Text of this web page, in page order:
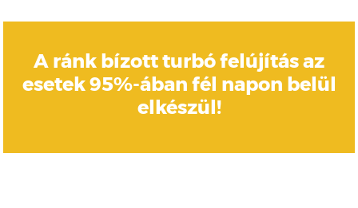
A ránk bízott turbó felújítás az
esetek 95%-ában fél napon belül
elkészül!